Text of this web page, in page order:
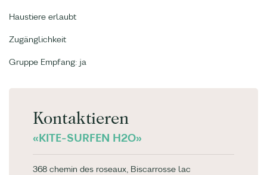
Haustiere erlaubt
Zugänglichkeit
Gruppe Empfang: ja
Kontaktieren
«KITE-SURFEN H2O»
368 chemin des roseaux, Biscarrosse lac